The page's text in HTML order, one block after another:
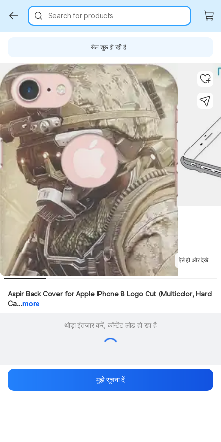
Search for products
सेल शुरू हो रही हैं
Key Highlights
ऐसे ही और देखें
Aspir Back Cover for Apple IPhone 8 Logo Cut (Multicolor, Hard
Ca...more
थोड़ा इंतज़ार करें, कॉन्टेंट लोड हो रहा है
मुझे सूचना दें